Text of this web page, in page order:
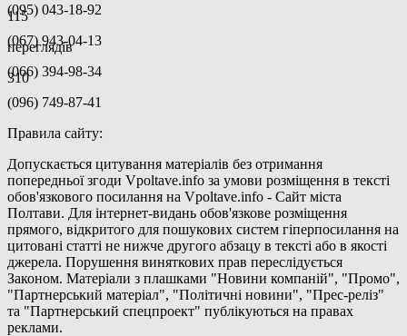
115
переглядів
310
(095) 043-18-92
(067) 943-04-13
(066) 394-98-34
(096) 749-87-41
Правила сайту:
Допускається цитування матеріалів без отримання
попередньої згоди Vpoltave.info за умови розміщення в тексті
обов'язкового посилання на Vpoltave.info - Сайт міста
Полтави. Для інтернет-видань обов'язкове розміщення
прямого, відкритого для пошукових систем гіперпосилання на
цитовані статті не нижче другого абзацу в тексті або в якості
джерела. Порушення виняткових прав переслідується
Законом. Матеріали з плашками "Новини компаній", "Промо",
"Партнерський матеріал", "Політичні новини", "Прес-реліз"
та "Партнерський спецпроект" публікуються на правах
реклами.